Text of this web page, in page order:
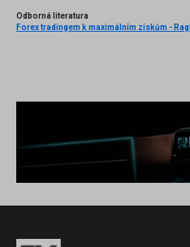
Odborná literatura
Forex tradingem k maximálním ziskům -